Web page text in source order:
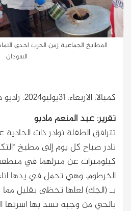
المطابخ الجماعية زمن الحرب احدي
السودان
كمبالا: الاربعاء: 31يوليو2024: راديو دبنقا
تقرير: عبد المنعم مادبو
تترافق الطفلة نوادر ذات
نادر صباح كل يوم إلى مطبخ
كيلومترات عن منزلهما في
الخرطوم، وهي تحمل في يدها
بـ (الجك) لعلها تحظى بقليل مما